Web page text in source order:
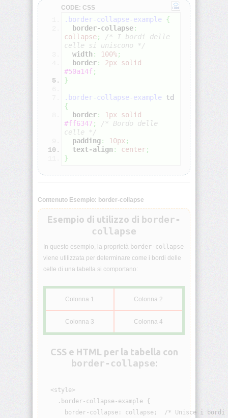
align-
content
align-
items
align-
self
all
animation
animation-
delay
animation-
duration
animation-
fill-
mode
animation-
iteration-
count
animation-
name
animation-
play-
state
animation-
timing-
function
CODE: CSS
.border-collapse-example
{
border-collapse:
collapse;
/* I bordi delle
celle si uniscono */
width : 100%;
border: 2px
solid
#50a14f ;
}
.border-collapse-example
{
border: 1px
solid
#ff6347 ;
/* Bordo delle
celle */
padding: 10px ;
text-align : center;
}
Contenuto Esempio: border-collapse
Esempio di utilizzo di border-
collapse
In questo esempio, la proprietà border-collapse
viene utilizzata per determinare come i bordi delle
celle di una tabella si comportano:
Colonna 1 Colonna 2
Colonna 3 Colonna 4
CSS e HTML per la tabella con
border-collapse:
  <style>
    .border-collapse-example {
border-collapse: collapse;  /* Unisce i